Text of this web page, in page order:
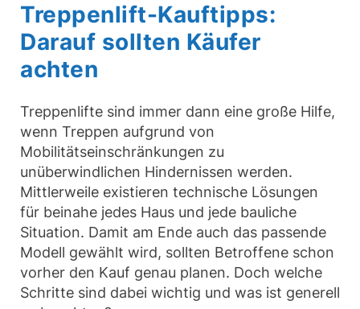
Treppenlift-Kauftipps:
Darauf sollten Käufer
achten
Treppenlifte sind immer dann eine große Hilfe,
wenn Treppen aufgrund von
Mobilitätseinschränkungen zu
unüberwindlichen Hindernissen werden.
Mittlerweile existieren technische Lösungen
für beinahe jedes Haus und jede bauliche
Situation. Damit am Ende auch das passende
Modell gewählt wird, sollten Betroffene schon
vorher den Kauf genau planen. Doch welche
Schritte sind dabei wichtig und was ist generell